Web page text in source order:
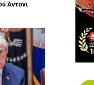
Άντονι